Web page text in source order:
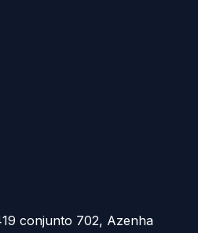
conjunto 702, Azenha